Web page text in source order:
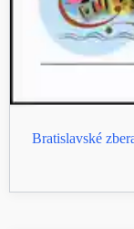
Bratislavské